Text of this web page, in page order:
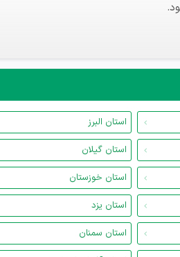
استان البرز
استان گیلان
استان خوزستان
استان یزد
استان سمنان